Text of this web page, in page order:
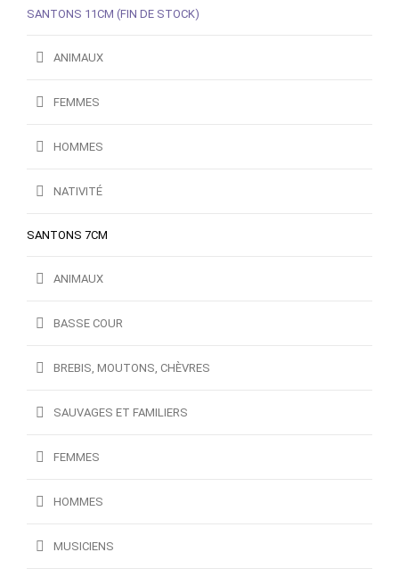
SANTONS 11CM (FIN DE STOCK)
ANIMAUX
FEMMES
HOMMES
NATIVITÉ
SANTONS 7CM
ANIMAUX
BASSE COUR
BREBIS, MOUTONS, CHÈVRES
SAUVAGES ET FAMILIERS
FEMMES
HOMMES
MUSICIENS